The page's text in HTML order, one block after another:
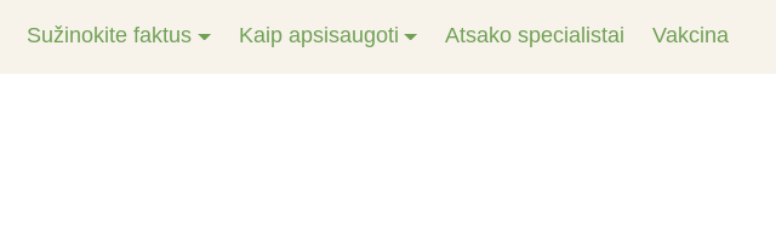
Sužinokite faktus Kaip apsisaugoti Atsako specialistai Vakcina